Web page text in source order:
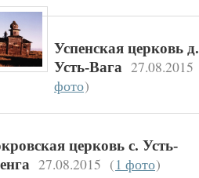
Успенская церковь д.
Усть-Вага 27.08.2015
фото)
церковь с. Усть-
27.08.2015 (1 фото)